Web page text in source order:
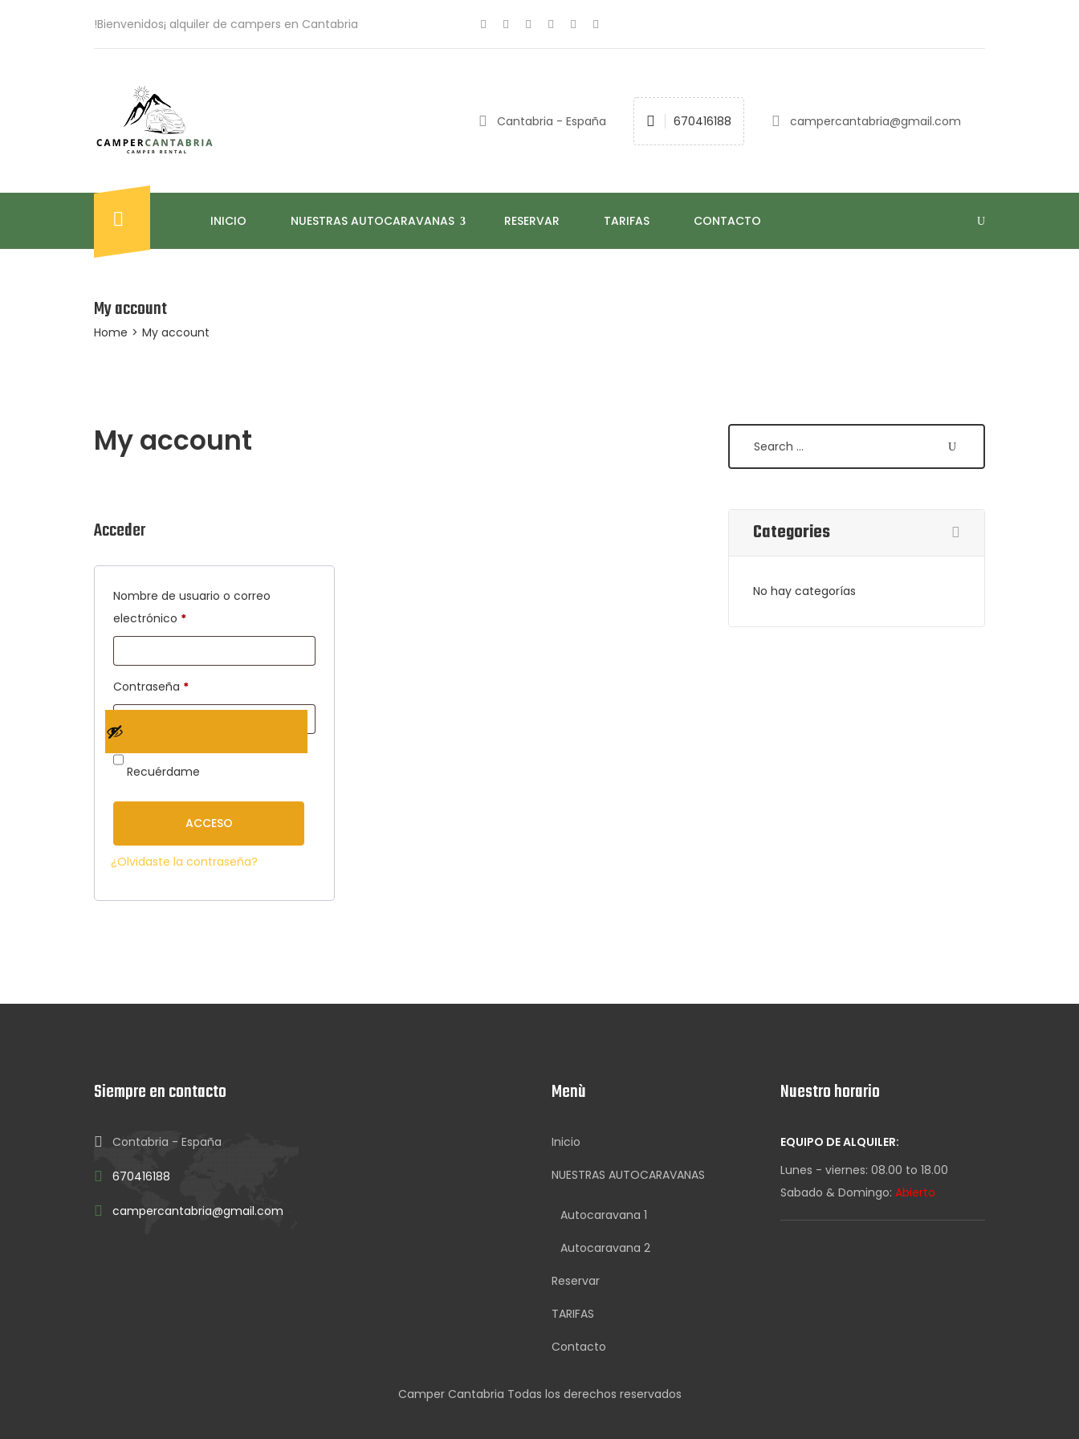
!Bienvenidos¡ alquiler de campers en Cantabria
Cantabria - España 670416188 campercantabria@gmail.com
INICIO NUESTRAS AUTOCARAVANAS RESERVAR TARIFAS CONTACTO
My account
Home > My account
My account
Acceder
Nombre de usuario o correo
electrónico *
Contraseña *
Recuérdame
ACCESO
¿Olvidaste la contraseña?
Categories
No hay categorías
Siempre en contacto
Contabria - España
670416188
campercantabria@gmail.com
Menù
Inicio
NUESTRAS AUTOCARAVANAS
Autocaravana 1
Autocaravana 2
Reservar
TARIFAS
Contacto
Nuestro horario
EQUIPO DE ALQUILER:
Lunes - viernes: 08.00 to 18.00
Sabado & Domingo: Abierto
Camper Cantabria Todas los derechos reservados